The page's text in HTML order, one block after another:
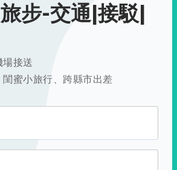
步-交通|接駁|
接送
閨蜜小旅行、跨縣市出差